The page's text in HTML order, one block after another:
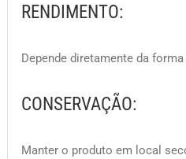
RENDIMENTO:
Depende diretamente da
CONSERVAÇÃO:
Manter o produto em local